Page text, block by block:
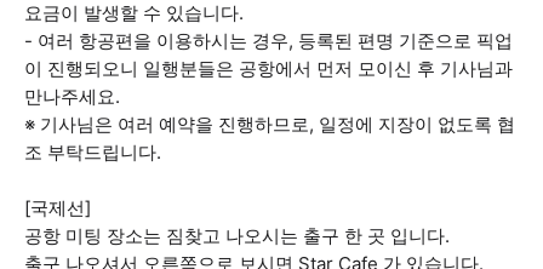
요금이 발생할 수 있습니다.
- 여러 항공편을 이용하시는 경우, 등록된 편명 기준으로 픽업
이 진행되오니 일행분들은 공항에서 먼저 모이신 후 기사님과
만나주세요.
※ 기사님은 여러 예약을 진행하므로, 일정에 지장이 없도록 협
조 부탁드립니다.
[국제선]
공항 미팅 장소는 짐찾고 나오시는 출구 한 곳 입니다.
출구 나오셔서 오른쪽으로 보시면 Star Cafe 가 있습니다.